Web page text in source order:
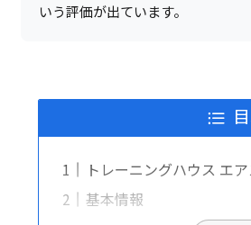
いう評価が出ています。
トレーニングハウス エ
基本情報